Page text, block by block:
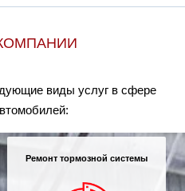
виды услуг в сфере
Ремонт тормозной системы